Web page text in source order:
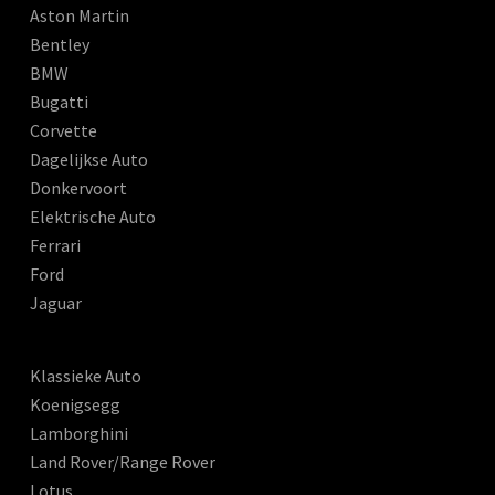
Aston Martin
Bentley
BMW
Bugatti
Corvette
Dagelijkse Auto
Donkervoort
Elektrische Auto
Ferrari
Ford
Jaguar
Klassieke Auto
Koenigsegg
Lamborghini
Land Rover/Range Rover